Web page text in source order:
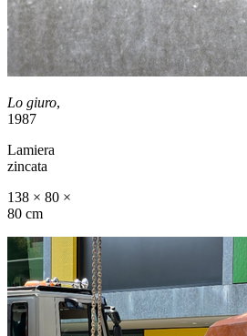
Lo giuro,
1987
Lamiera
zincata
138 × 80 ×
80 cm